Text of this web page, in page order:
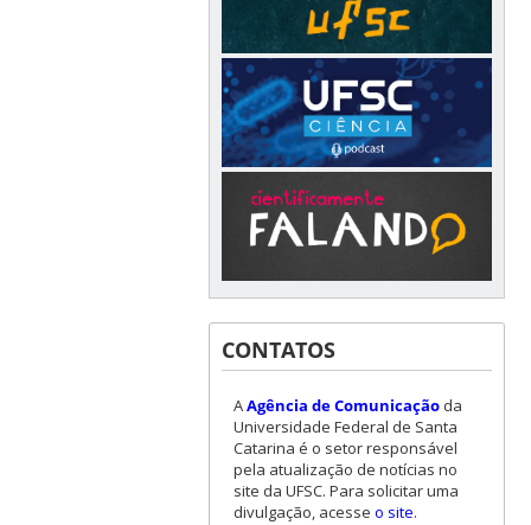
CONTATOS
AAgência de Comunicaçãoda
Universidade Federal de Santa
Catarina é o setor responsável
pela atualização de notícias no
site da UFSC. Para solicitar uma
divulgação, acesse o site.